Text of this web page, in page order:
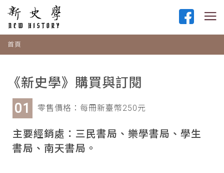
首頁
《新史學》購買與訂閱
零售價格：每冊新臺幣250元
主要經銷處：三民書局、樂學書局、學生
書局、南天書局。